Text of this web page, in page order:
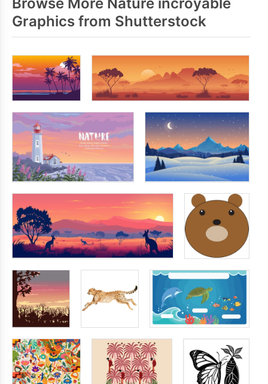
Graphics from Shutterstock